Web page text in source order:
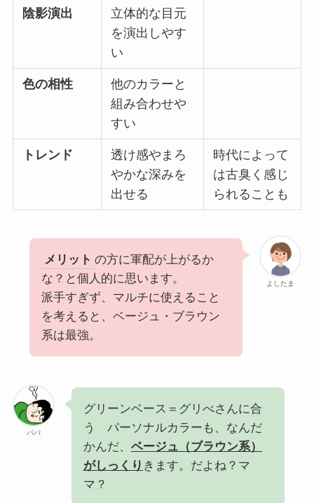
陰影演出
立体的な目元
を演出しやす
い
色の相性
他のカラーと
組み合わせや
すい
トレンド
透け感やまろ
やかな深みを
出せる
時代によって
は古臭く感じ
られることも
よしたま
メリット の方に軍配が上がるか
な？と個人的に思います。
派手すぎず、マルチに使えること
を考えると、ベージュ・ブラウン
系は最強。
パパ
グリーンベース＝グリべさんに合
う パーソナルカラーも、なんだ
かんだ、 ベージュ（ブラウン系）
がしっくり きます。だよね？マ
マ？